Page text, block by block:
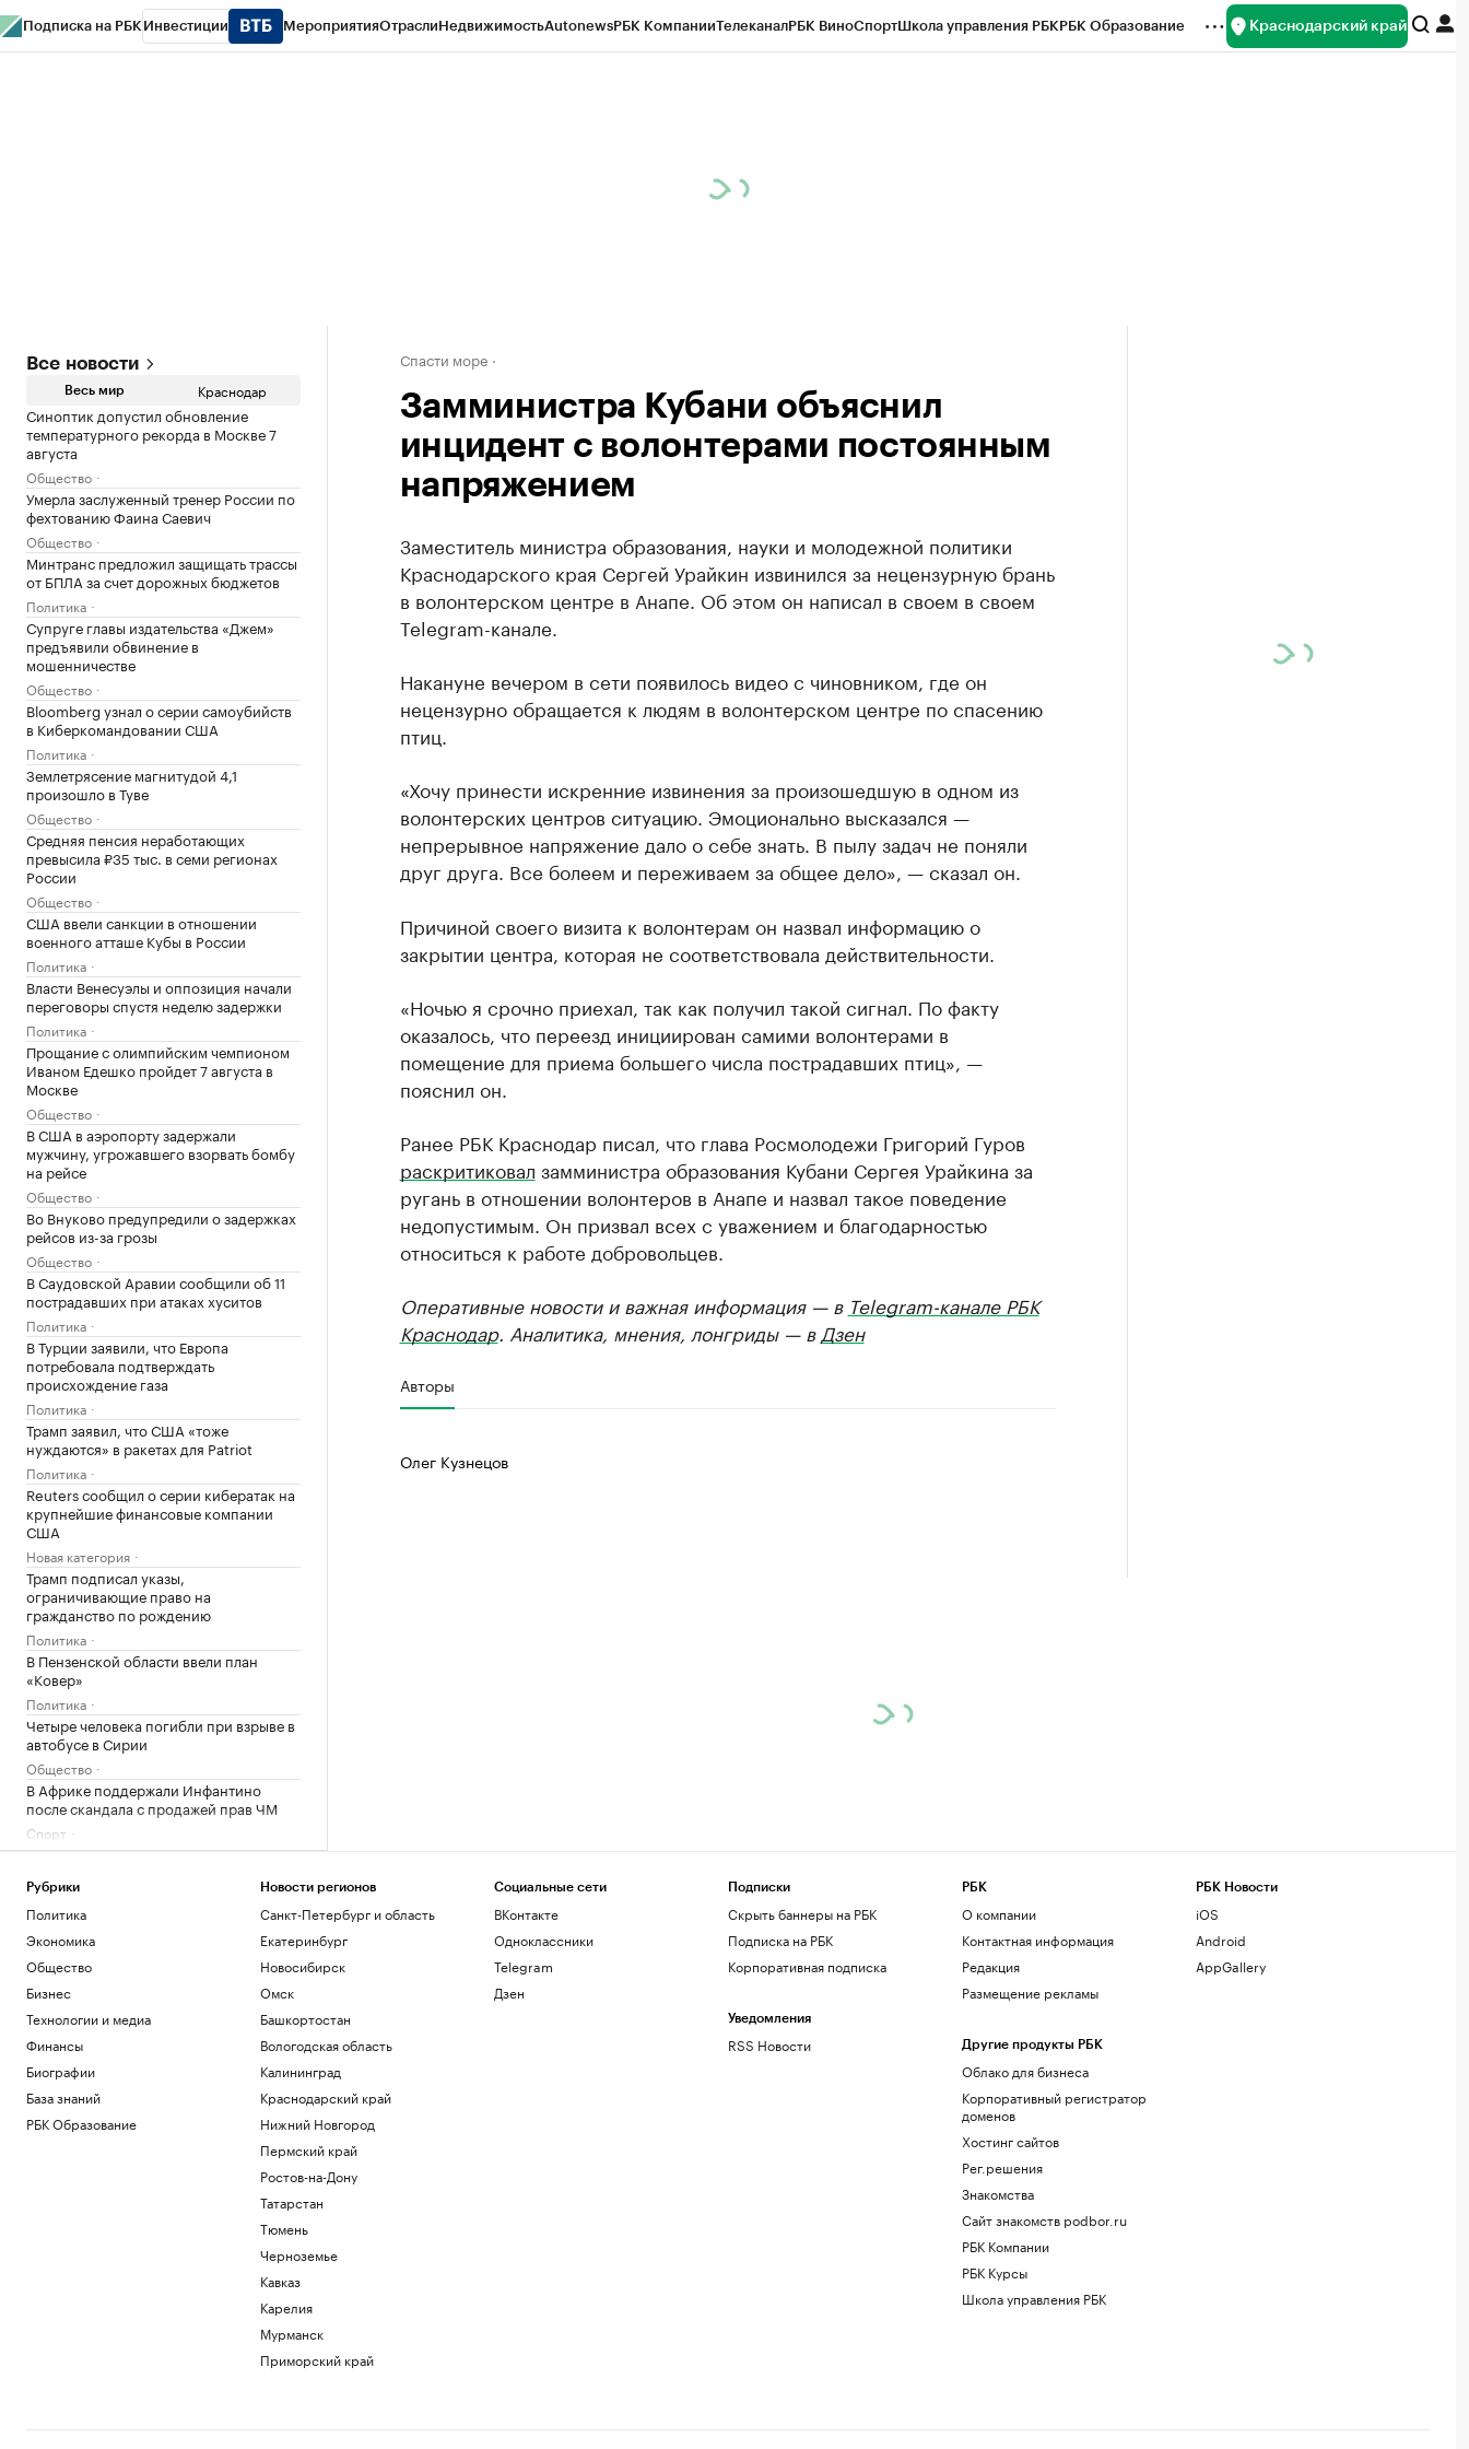
Подписка на РБК Инвестиции МероприятияОтраслиНедвижимостьAutonewsРБК КомпанииТелеканалРБК ВиноСпортШкола управления РБКРБК Образование Краснодарский край
Все новости
Весь мир Краснодар
Синоптик допустил обновление
температурного рекорда в Москве 7
августа
Общество
Умерла заслуженный тренер России по
фехтованию Фаина Саевич
Общество
Минтранс предложил защищать трассы
от БПЛА за счет дорожных бюджетов
Политика
Супруге главы издательства «Джем»
предъявили обвинение в
мошенничестве
Общество
Bloomberg узнал о серии самоубийств
в Киберкомандовании США
Политика
Землетрясение магнитудой 4,1
произошло в Туве
Общество
Средняя пенсия неработающих
превысила ₽35 тыс. в семи регионах
России
Общество
США ввели санкции в отношении
военного атташе Кубы в России
Политика
Власти Венесуэлы и оппозиция начали
переговоры спустя неделю задержки
Политика
Прощание с олимпийским чемпионом
Иваном Едешко пройдет 7 августа в
Москве
Общество
В США в аэропорту задержали
мужчину, угрожавшего взорвать бомбу
на рейсе
Общество
Во Внуково предупредили о задержках
рейсов из-за грозы
Общество
В Саудовской Аравии сообщили об 11
пострадавших при атаках хуситов
Политика
В Турции заявили, что Европа
потребовала подтверждать
происхождение газа
Политика
Трамп заявил, что США «тоже
нуждаются» в ракетах для Patriot
Политика
Reuters сообщил о серии кибератак на
крупнейшие финансовые компании
США
Новая категория
Трамп подписал указы,
ограничивающие право на
гражданство по рождению
Политика
В Пензенской области ввели план
«Ковер»
Политика
Четыре человека погибли при взрыве в
автобусе в Сирии
Общество
В Африке поддержали Инфантино
после скандала с продажей прав ЧМ
Спорт
Спасти море
Замминистра Кубани объяснил
инцидент с волонтерами постоянным
напряжением
Заместитель министра образования, науки и молодежной политики
Краснодарского края Сергей Урайкин извинился за нецензурную брань
в волонтерском центре в Анапе. Об этом он написал в своем в своем
Telegram-канале.
Накануне вечером в сети появилось видео с чиновником, где он
нецензурно обращается к людям в волонтерском центре по спасению
птиц.
«Хочу принести искренние извинения за произошедшую в одном из
волонтерских центров ситуацию. Эмоционально высказался —
непрерывное напряжение дало о себе знать. В пылу задач не поняли
друг друга. Все болеем и переживаем за общее дело», — сказал он.
Причиной своего визита к волонтерам он назвал информацию о
закрытии центра, которая не соответствовала действительности.
«Ночью я срочно приехал, так как получил такой сигнал. По факту
оказалось, что переезд инициирован самими волонтерами в
помещение для приема большего числа пострадавших птиц», —
пояснил он.
Ранее РБК Краснодар писал, что глава Росмолодежи Григорий Гуров
раскритиковал замминистра образования Кубани Сергея Урайкина за
ругань в отношении волонтеров в Анапе и назвал такое поведение
недопустимым. Он призвал всех с уважением и благодарностью
относиться к работе добровольцев.
Оперативные новости и важная информация — в Telegram-канале РБК
Краснодар. Аналитика, мнения, лонгриды — в Дзен
Авторы
Олег Кузнецов
Рубрики
Политика
Экономика
Общество
Бизнес
Технологии и медиа
Финансы
Биографии
База знаний
РБК Образование
Новости регионов
Санкт-Петербург и область
Екатеринбург
Новосибирск
Омск
Башкортостан
Вологодская область
Калининград
Краснодарский край
Нижний Новгород
Пермский край
Ростов-на-Дону
Татарстан
Тюмень
Черноземье
Кавказ
Карелия
Мурманск
Приморский край
Социальные сети
ВКонтакте
Одноклассники
Telegram
Дзен
Подписки
Скрыть баннеры на РБК
Подписка на РБК
Корпоративная подписка
Уведомления
RSS Новости
РБК
О компании
Контактная информация
Редакция
Размещение рекламы
Другие продукты РБК
Облако для бизнеса
Корпоративный регистратор
доменов
Хостинг сайтов
Рег.решения
Знакомства
Сайт знакомств podbor.ru
РБК Компании
РБК Курсы
Школа управления РБК
РБК Новости
iOS
Android
AppGallery